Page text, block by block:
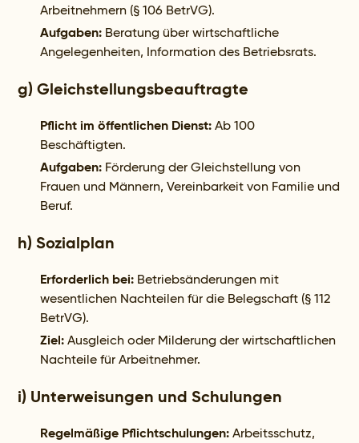
Arbeitnehmern (§ 106 BetrVG).
Aufgaben: Beratung über wirtschaftliche
Angelegenheiten, Information des Betriebsrats.
g) Gleichstellungsbeauftragte
Pflicht im öffentlichen Dienst: Ab 100
Beschäftigten.
Aufgaben: Förderung der Gleichstellung von
Frauen und Männern, Vereinbarkeit von Familie und
Beruf.
h) Sozialplan
Erforderlich bei: Betriebsänderungen mit
wesentlichen Nachteilen für die Belegschaft (§ 112
BetrVG).
Ziel: Ausgleich oder Milderung der wirtschaftlichen
Nachteile für Arbeitnehmer.
i) Unterweisungen und Schulungen
Regelmäßige Pflichtschulungen: Arbeitsschutz,